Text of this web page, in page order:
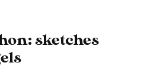
sketches